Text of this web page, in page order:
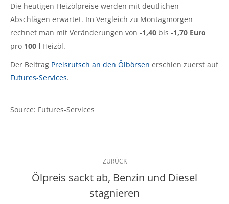
Die heutigen Heizölpreise werden mit deutlichen
Abschlägen erwartet. Im Vergleich zu Montagmorgen
rechnet man mit Veränderungen von -1,40 bis -1,70 Euro
pro 100 l Heizöl.
Der Beitrag Preisrutsch an den Ölbörsen erschien zuerst auf
Futures-Services.
Source: Futures-Services
Kommentarnavigation
ZURÜCK
Vorheriger
Beitrag:
Ölpreis sackt ab, Benzin und Diesel
stagnieren